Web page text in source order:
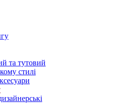
та тутовий
стилі